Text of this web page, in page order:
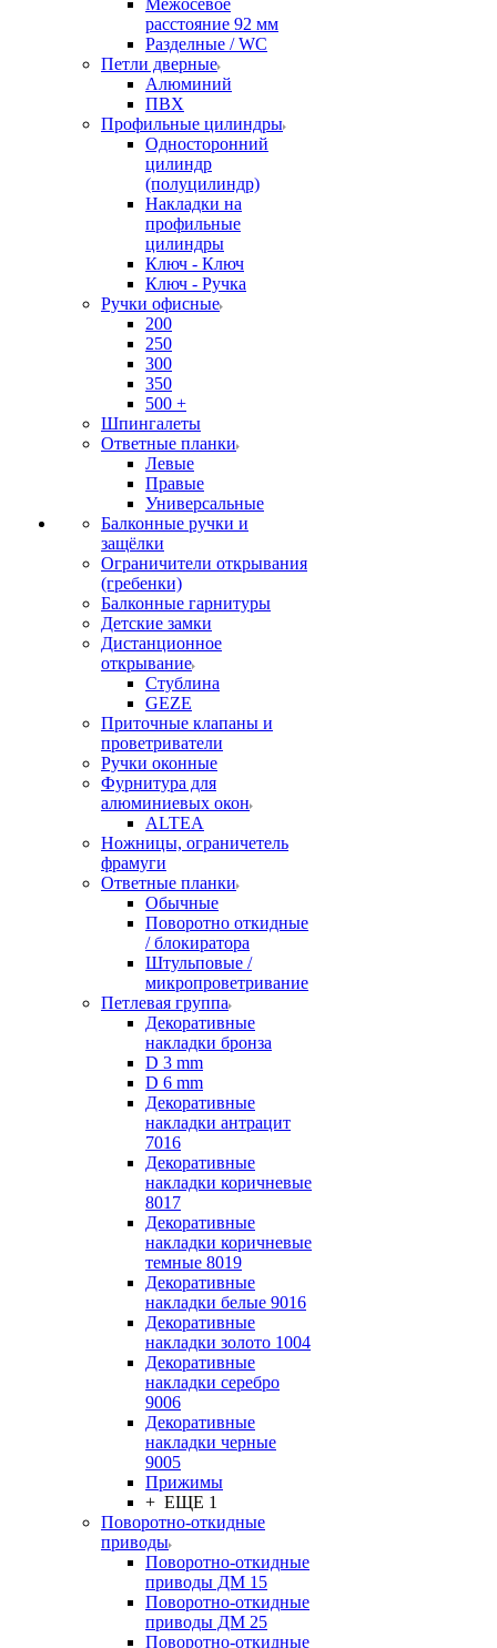
Межосевое
расстояние 92 мм
Разделные / WC
Петли дверные
Алюминий
ПВХ
Профильные цилиндры
Односторонний
цилиндр
(полуцилиндр)
Накладки на
профильные
цилиндры
Ключ - Ключ
Ключ - Ручка
Ручки офисные
200
250
300
350
500 +
Шпингалеты
Ответные планки
Левые
Правые
Универсальные
Балконные ручки и
защёлки
Ограничители открывания
(гребенки)
Балконные гарнитуры
Детские замки
Дистанционное
открывание
Стублина
GEZE
Приточные клапаны и
проветриватели
Ручки оконные
Фурнитура для
алюминиевых окон
ALTEA
Ножницы, ограничетель
фрамуги
Ответные планки
Обычные
Поворотно откидные
/ блокиратора
Штульповые /
микропроветривание
Петлевая группа
Декоративные
накладки бронза
D 3 mm
D 6 mm
Декоративные
накладки антрацит
7016
Декоративные
накладки коричневые
8017
Декоративные
накладки коричневые
темные 8019
Декоративные
накладки белые 9016
Декоративные
накладки золото 1004
Декоративные
накладки серебро
9006
Декоративные
накладки черные
9005
Прижимы
+ ЕЩЕ 1
Поворотно-откидные
приводы
Поворотно-откидные
приводы ДМ 15
Поворотно-откидные
приводы ДМ 25
Поворотно-откидные